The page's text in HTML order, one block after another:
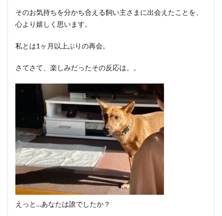
そのお気持ちを分かち合える飼い主さまに出会えたことを、
心より嬉しく思います。
私とは1ヶ月以上ぶりの再会。
さてさて、楽しみだったその反応は。。
えっと…あなたは誰でしたか？